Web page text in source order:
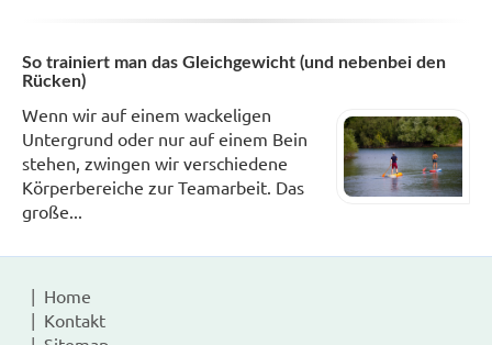
So trainiert man das Gleichgewicht (und nebenbei den
Rücken)
Wenn wir auf einem wackeligen
Untergrund oder nur auf einem Bein
stehen, zwingen wir verschiedene
Körperbereiche zur Teamarbeit. Das
große...
Home
Kontakt